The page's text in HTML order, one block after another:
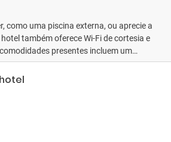
como uma piscina externa, ou aprecie a
também oferece Wi-Fi de cortesia e
presentes incluem um
recepção 24 horas e armazenamento
grátis sem manobrista está